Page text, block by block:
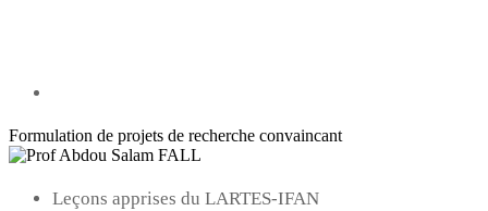
Formulation de projets de recherche convaincant
Leçons apprises du LARTES-IFAN